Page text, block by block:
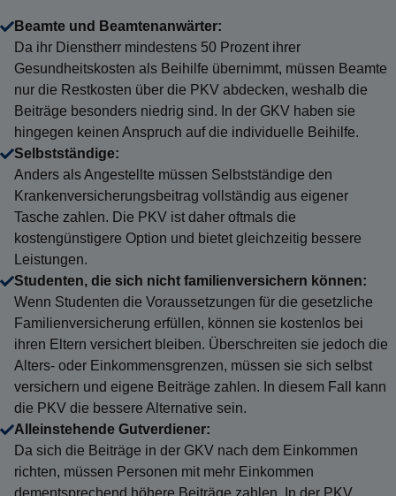
Beamte und Beamtenanwärter:
Da ihr Dienstherr mindestens 50 Prozent ihrer
Gesundheitskosten als Beihilfe übernimmt, müssen Beamte
nur die Restkosten über die PKV abdecken, weshalb die
Beiträge besonders niedrig sind. In der GKV haben sie
hingegen keinen Anspruch auf die individuelle Beihilfe.
Selbstständige:
Anders als Angestellte müssen Selbstständige den
Krankenversicherungsbeitrag vollständig aus eigener
Tasche zahlen. Die PKV ist daher oftmals die
kostengünstigere Option und bietet gleichzeitig bessere
Leistungen.
Studenten, die sich nicht familienversichern können:
Wenn Studenten die Voraussetzungen für die gesetzliche
Familienversicherung erfüllen, können sie kostenlos bei
ihren Eltern versichert bleiben. Überschreiten sie jedoch die
Alters- oder Einkommensgrenzen, müssen sie sich selbst
versichern und eigene Beiträge zahlen. In diesem Fall kann
die PKV die bessere Alternative sein.
Alleinstehende Gutverdiener:
Da sich die Beiträge in der GKV nach dem Einkommen
richten, müssen Personen mit mehr Einkommen
dementsprechend höhere Beiträge zahlen. In der PKV